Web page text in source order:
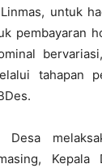
untuk
pembayaran
tahapan
Desa